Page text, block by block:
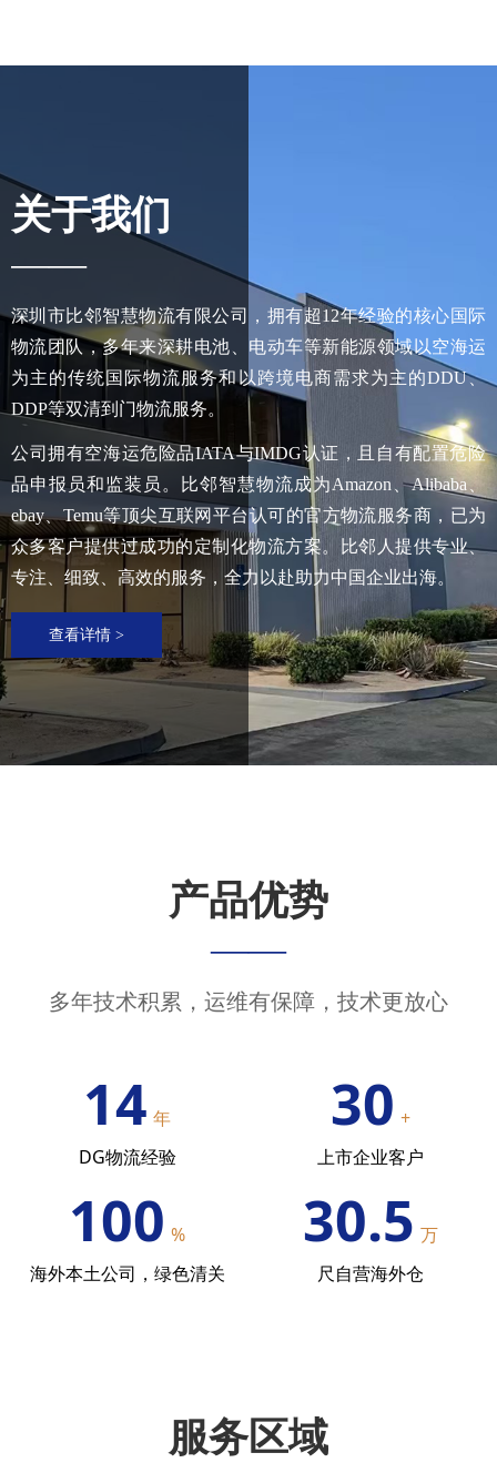
关于我们
——
深圳市比邻智慧物流有限公司，拥有超12年经验的核心国际
物流团队，多年来深耕电池、电动车等新能源领域以空海运
为主的传统国际物流服务和以跨境电商需求为主的DDU、
DDP等双清到门物流服务。
公司拥有空海运危险品IATA与IMDG认证，且自有配置危险
品申报员和监装员。比邻智慧物流成为Amazon、Alibaba、
ebay、Temu等顶尖互联网平台认可的官方物流服务商，已为
众多客户提供过成功的定制化物流方案。比邻人提供专业、
专注、细致、高效的服务，全力以赴助力中国企业出海。
查看详情 >
服务区域
产品优势
——
多年技术积累，运维有保障，技术更放心
14 年
DG物流经验
30 +
上市企业客户
100 %
海外本土公司，绿色清关
30.5 万
尺自营海外仓